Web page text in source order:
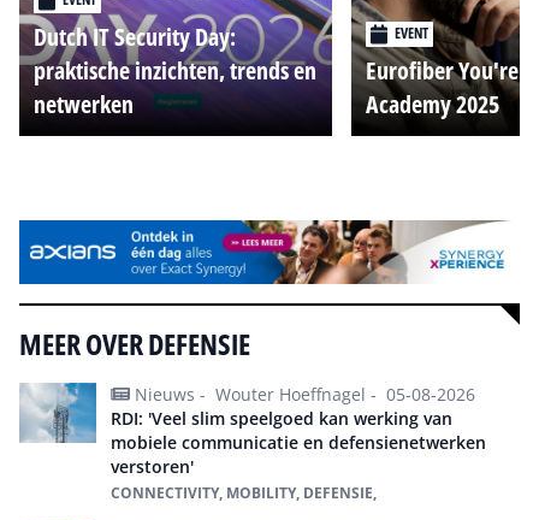
Dutch IT Security Day:
praktische inzichten, trends en
netwerken
EVENT
Eurofiber You're
Academy 2025
MEER OVER DEFENSIE
Nieuws - Wouter Hoeffnagel - 05-08-2026
RDI: 'Veel slim speelgoed kan werking van
mobiele communicatie en defensienetwerken
verstoren'
CONNECTIVITY, MOBILITY, DEFENSIE,